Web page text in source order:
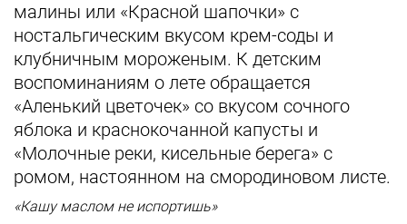
малины или «Красной шапочки» с
ностальгическим вкусом крем-соды и
клубничным мороженым. К детским
воспоминаниям о лете обращается
«Аленький цветочек» со вкусом сочного
яблока и краснокочанной капусты и
«Молочные реки, кисельные берега» с
ромом, настоянном на смородиновом листе.
«Кашу маслом не испортишь»